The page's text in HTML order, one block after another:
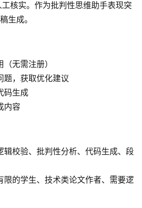
工核实。作为批判性思维助手表现突
生成。
无需注册）
题，获取优化建议
码生成
内容
辑校验、批判性分析、代码生成、段
限的学生、技术类论文作者、需要逻